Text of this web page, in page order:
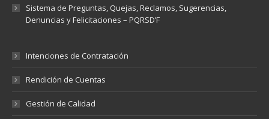
Sistema de Preguntas, Quejas, Reclamos, Sugerencias,
Denuncias y Felicitaciones – PQRSD’F
Intenciones de Contratación
Rendición de Cuentas
Gestión de Calidad